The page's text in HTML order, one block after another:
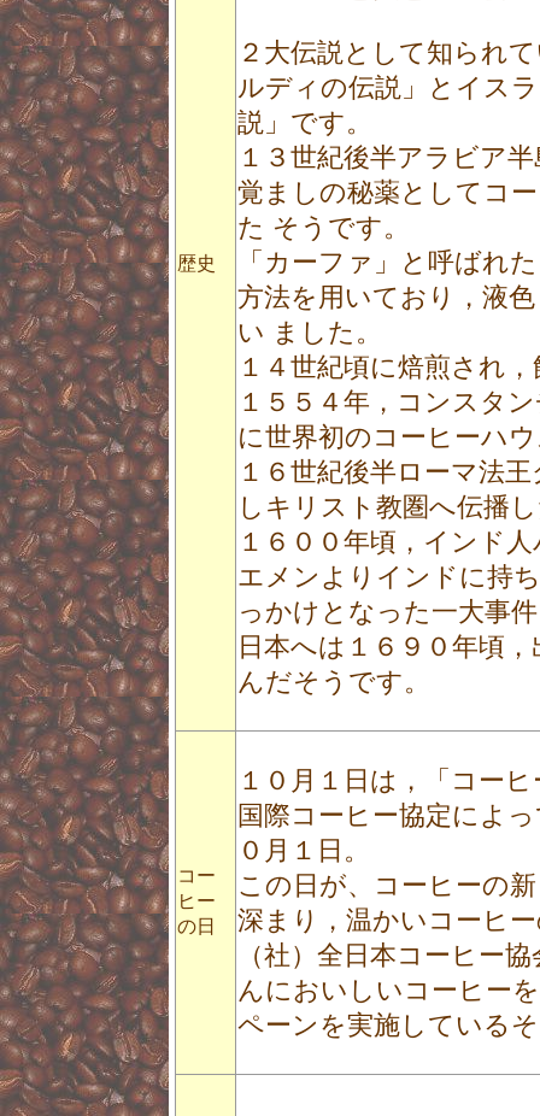
歴史
２大伝説として知られ
ルディの伝説」とイス
説」です。
１３世紀後半アラビア
覚ましの秘薬としてコ
た そうです。
「カーファ」と呼ばれ
方法を用いており，液
い ました。
１４世紀頃に焙煎され
１５５４年，コンスタ
に世界初のコーヒーハ
１６世紀後半ローマ法
しキリスト教圏へ伝播
１６００年頃，インド
エメンよりインドに持
っかけとなった一大事
日本へは１６９０年頃
んだそうです。
コー
ヒー
の日
１０月１日は，「コー
国際コーヒー協定によ
０月１日。
この日が、コーヒーの
深まり，温かいコーヒ
（社）全日本コーヒー
んにおいしいコーヒー
ペーンを実施している